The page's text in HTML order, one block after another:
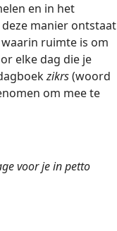
en in het
manier ontstaat
ruimte is om
elke dag die je
zikrs(woord
om mee te
voor je in petto